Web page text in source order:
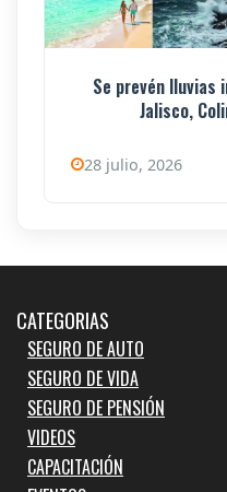
Se prevén lluvias
Jalisco,
28 julio, 2026
CATEGORIAS
SEGURO DE AUTO
SEGURO DE VIDA
SEGURO DE PENSIÓN
VIDEOS
CAPACITACIÓN